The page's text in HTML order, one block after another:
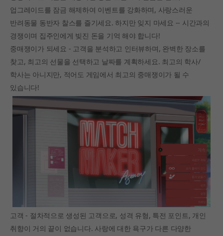
업그레이드를 잠금 해제하여 이벤트를 강화하며, 사랑스러운
반려동물 동반자 찰스를 즐기세요. 하지만 잊지 마세요 -- 시간과의
경쟁이며 집주인에게 빚진 돈을 기억 해야 합니다!
중매쟁이가 되세요 - 고객을 분석하고 인터뷰하며, 완벽한 장소를
찾고, 최고의 선물을 선택하고 날짜를 계획하세요. 최고의 학사/
학사는 아니지만, 적어도 게임에서 최고의 중매쟁이가 될 수
있습니다!
고객 - 절차적으로 생성된 고객으로, 성격 유형, 특전 포인트, 개인
취향이 거의 끝이 없습니다. 사랑에 대한 욕구가 다른 다양한